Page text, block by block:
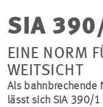
SIA
EINE NORM
WEITSICHT
Als bahnbrechende
lässt sich SIA 390/1